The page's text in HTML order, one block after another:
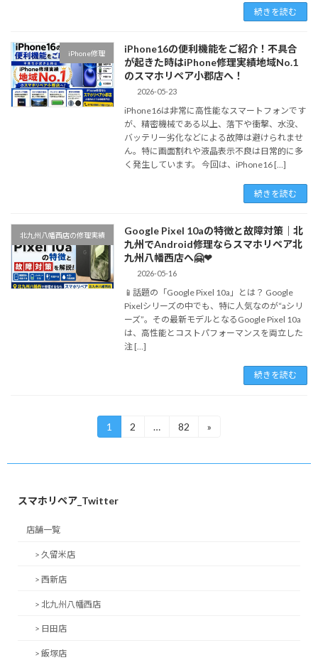
続きを読む
iPhone修理
iPhone16の便利機能をご紹介！不具合
が起きた時はiPhone修理実績地域No.1
のスマホリペア小郡店へ！
2026-05-23
iPhone16は非常に高性能なスマートフォンです
が、精密機械である以上、落下や衝撃、水没、
バッテリー劣化などによる故障は避けられませ
ん。特に画面割れや液晶表示不良は日常的に多
く発生しています。 今回は、iPhone16 […]
続きを読む
北九州八幡西店の修理実績
Google Pixel 10aの特徴と故障対策｜北
九州でAndroid修理ならスマホリペア北
九州八幡西店へ🤗❤
2026-05-16
📱話題の「Google Pixel 10a」とは？ Google
Pixelシリーズの中でも、特に人気なのが“aシリ
ーズ”。その最新モデルとなるGoogle Pixel 10a
は、高性能とコストパフォーマンスを両立した
注 […]
続きを読む
ペ
ー
固
定
1
固
2 …
固
82 »
スマホリペア_Twitter
店舗一覧
> 久留米店
> 西新店
> 北九州八幡西店
> 日田店
> 飯塚店